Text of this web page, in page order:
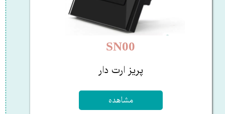
مشاهده
پریز ارت دار
SN00